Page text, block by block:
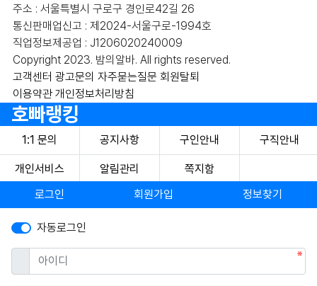
주소 : 서울특별시 구로구 경인로42길 26
통신판매업신고 : 제2024-서울구로-1994호
직업정보제공업 : J1206020240009
Copyright 2023. 밤의알바. All rights reserved.
고객센터 광고문의 자주묻는질문 회원탈퇴
이용약관 개인정보처리방침
호빠랭킹
1:1 문의 공지사항 구인안내 구직안내
개인서비스 알림관리
쪽지함
로그인
회원가입 정보찾기
자동로그인
아이디필수